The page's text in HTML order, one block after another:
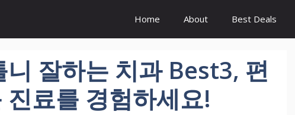
Home About Best Deals
잘하는 치과 Best3, 편
료를 경험하세요!